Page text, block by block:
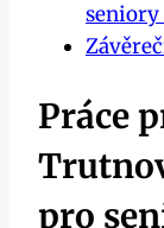
Práce
pro